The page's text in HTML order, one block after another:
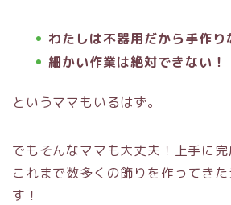
わたしは不器用だから手作り
細かい作業は絶対できない！
というママもいるはず。
でもそんなママも大丈夫！上手に完
これまで数多くの飾りを作ってき
す！